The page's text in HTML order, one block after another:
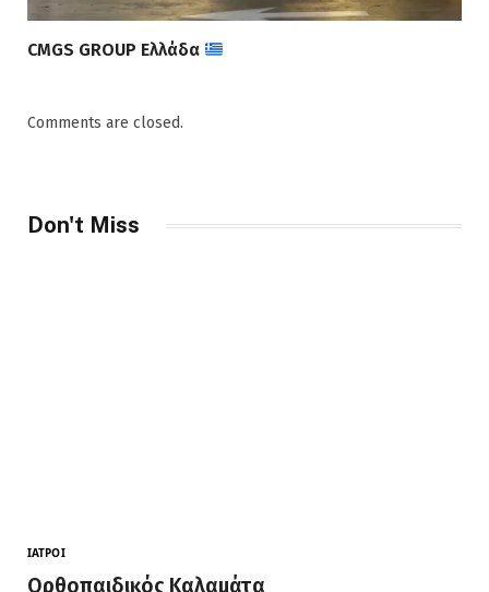
CMGS GROUP Ελλάδα
Comments are closed.
Don't Miss
ΙΑΤΡΟΊ
Ορθοπαιδικός Καλαμάτα